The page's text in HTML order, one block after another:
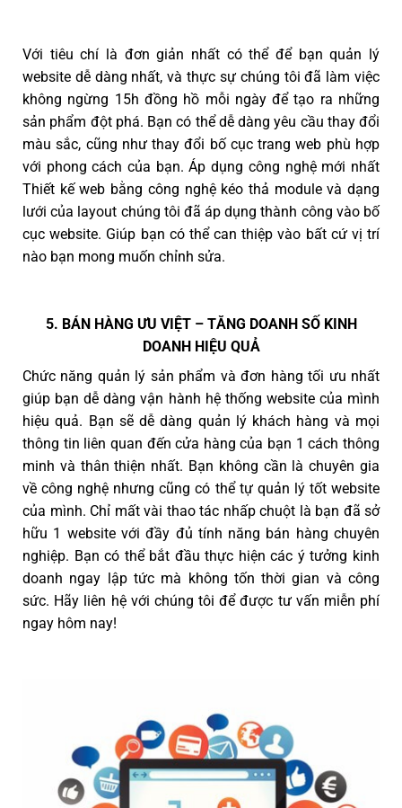
Với tiêu chí là đơn giản nhất có thể để bạn quản lý
website dễ dàng nhất, và thực sự chúng tôi đã làm việc
không ngừng 15h đồng hồ mỗi ngày để tạo ra những
sản phẩm đột phá. Bạn có thể dễ dàng yêu cầu thay đổi
màu sắc, cũng như thay đổi bố cục trang web phù hợp
với phong cách của bạn. Áp dụng công nghệ mới nhất
Thiết kế web bằng công nghệ kéo thả module và dạng
lưới của layout chúng tôi đã áp dụng thành công vào bố
cục website. Giúp bạn có thể can thiệp vào bất cứ vị trí
nào bạn mong muốn chỉnh sửa.
5. BÁN HÀNG ƯU VIỆT – TĂNG DOANH SỐ KINH
DOANH HIỆU QUẢ
Chức năng quản lý sản phẩm và đơn hàng tối ưu nhất
giúp bạn dễ dàng vận hành hệ thống website của mình
hiệu quả. Bạn sẽ dễ dàng quản lý khách hàng và mọi
thông tin liên quan đến cửa hàng của bạn 1 cách thông
minh và thân thiện nhất. Bạn không cần là chuyên gia
về công nghệ nhưng cũng có thể tự quản lý tốt website
của mình. Chỉ mất vài thao tác nhấp chuột là bạn đã sở
hữu 1 website với đầy đủ tính năng bán hàng chuyên
nghiệp. Bạn có thể bắt đầu thực hiện các ý tưởng kinh
doanh ngay lập tức mà không tốn thời gian và công
sức. Hãy liên hệ với chúng tôi để được tư vấn miễn phí
ngay hôm nay!